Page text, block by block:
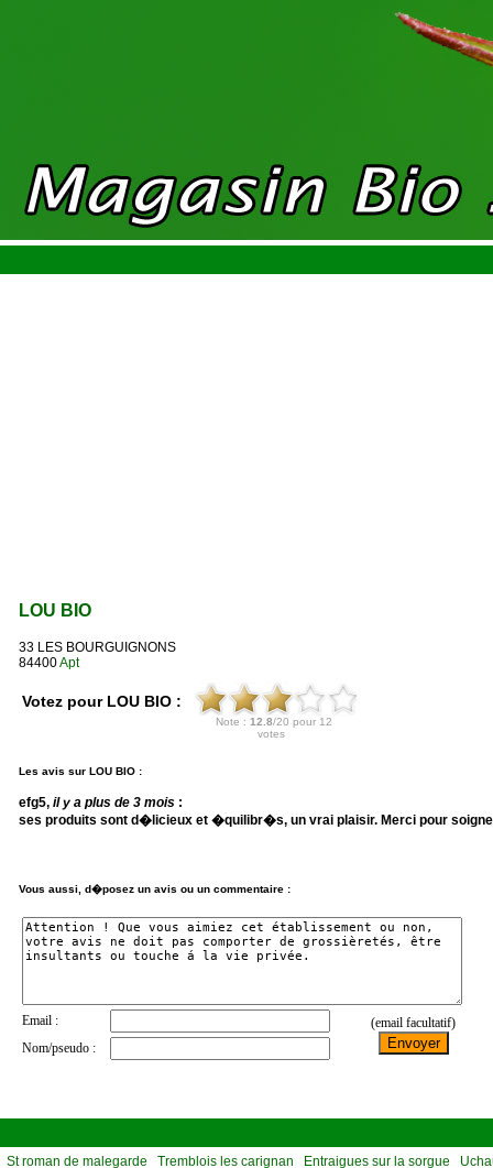
LOU BIO
33 LES BOURGUIGNONS
84400Apt
Votez pour LOU BIO :
Les avis sur LOU BIO :
efg5, il y a plus de 3 mois :
ses produits sont d�licieux et �quilibr�s, un vrai plaisir. Merci pour
Vous aussi, d�posez un avis ou un commentaire :
St roman de malegarde Tremblois les carignan Entraigues sur la sorgue